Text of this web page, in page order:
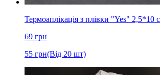
Термоаплікація з плівки "Yes" 2,5*10
69 грн
55 грн(Від 20 шт)